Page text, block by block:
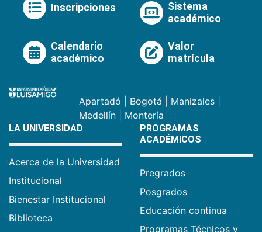
Inscripciones
Sistema
académico
Calendario
académico
Valor
matrícula
Apartadó Bogotá Manizales
Medellín
Montería
LA UNIVERSIDAD
Acerca de la Universidad
Institucional
Bienestar Institucional
Biblioteca
PROGRAMAS
ACADÉMICOS
Pregrados
Posgrados
Educación continua
Programas Técnicos y